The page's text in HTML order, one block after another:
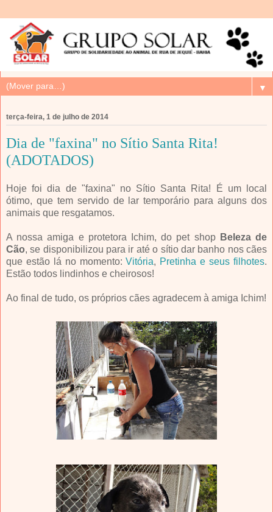
▼
terça-feira, 1 de julho de 2014
Dia de "faxina" no Sítio Santa Rita!
(ADOTADOS)
Hoje foi dia de "faxina" no Sítio Santa Rita! É um local
ótimo, que tem servido de lar temporário para alguns dos
animais que resgatamos.
A nossa amiga e protetora Ichim, do pet shop Beleza de
Cão, se disponibilizou para ir até o sítio dar banho nos cães
que estão lá no momento:Vitória, Pretinha e seus filhotes.
Estão todos lindinhos e cheirosos!
Ao final de tudo, os próprios cães agradecem à amiga Ichim!